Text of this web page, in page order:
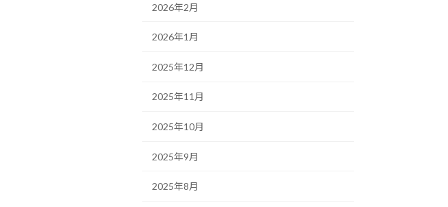
2026年2月
2026年1月
2025年12月
2025年11月
2025年10月
2025年9月
2025年8月